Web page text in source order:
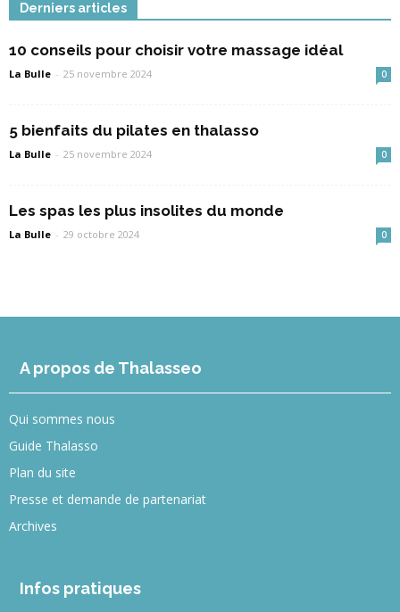
Derniers articles
10 conseils pour choisir votre massage idéal
La Bulle - 25 novembre 2024 0
5 bienfaits du pilates en thalasso
La Bulle - 25 novembre 2024 0
Les spas les plus insolites du monde
La Bulle - 29 octobre 2024 0
A propos de Thalasseo
Qui sommes nous
Guide Thalasso
Plan du site
Presse et demande de partenariat
Archives
Infos pratiques